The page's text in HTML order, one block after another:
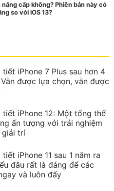
cấp không? Phiên bản này có
so với iOS 13?
iPhone 7 Plus sau hơn 4
được lựa chọn, vẫn được
iPhone 12: Một tổng thể
ấn tượng với trải nghiệm
giải trí
iPhone 11 sau 1 năm ra
đâu rất là đáng để các
và luôn đấy